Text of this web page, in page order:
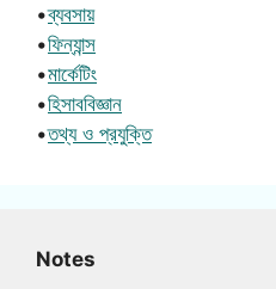
•ব্যবসায়
•ফিন্যান্স
•মার্কেটিং
•হিসাববিজ্ঞান
•তথ্য ও প্রযুক্তি
Notes